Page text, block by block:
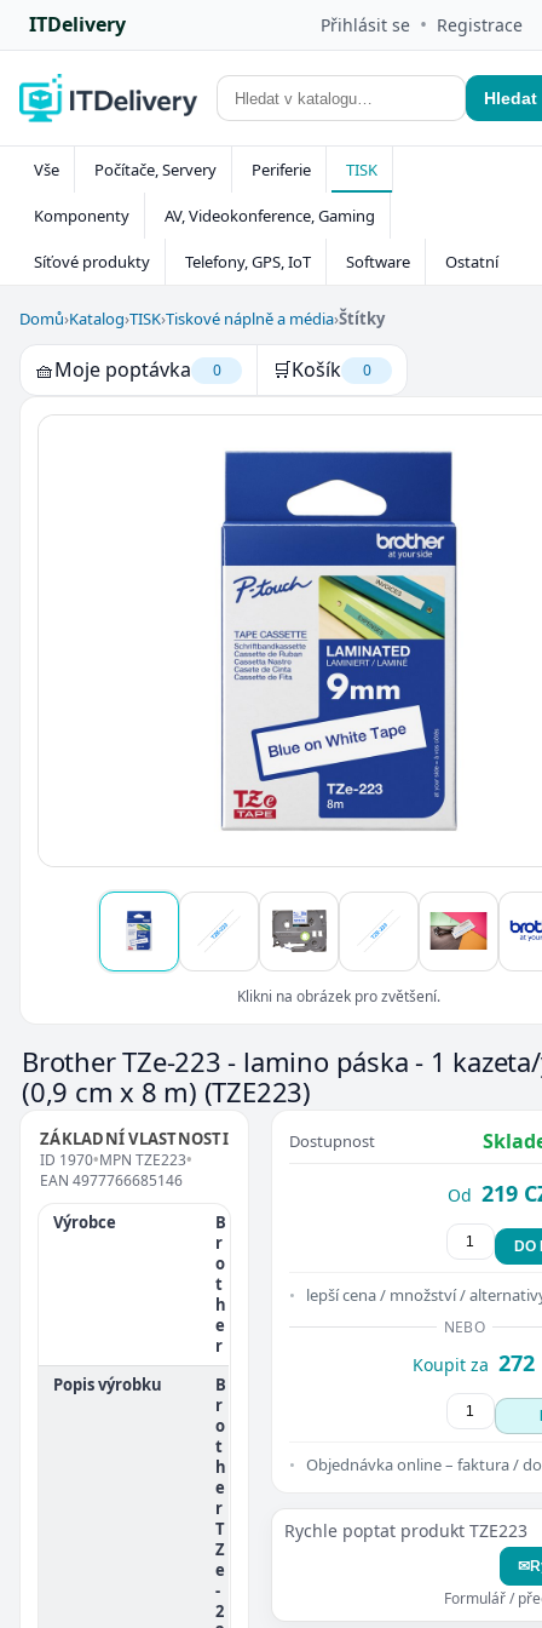
ITDelivery Přihlásit se • Registrace
Hledat
Vše Počítače, Servery Periferie TISK
Komponenty AV, Videokonference, Gaming
Síťové produkty Telefony, GPS, IoT Software Ostatní
Domů›Katalog›TISK›Tiskové náplně a média›Štítky
🧺Moje poptávka 0 🛒Košík 0
Klikni na obrázek pro zvětšení.
Brother TZe-223 - lamino páska - 1
(0,9 cm x 8 m) (TZE223)
ZÁKLADNÍ VLASTNOSTI
ID 1970•MPN TZE223•
EAN 4977766685146
Výrobce
B
r
o
t
h
e
r
Popis výrobku
B
r
o
t
h
e
r
T
Z
e
-
2
Dostupnost
Od 219
DO
lepší cena / množství /
NEBO
Koupit za 272
Objednávka online – faktura /
Rychle poptat produkt TZE223
✉
Formulář /